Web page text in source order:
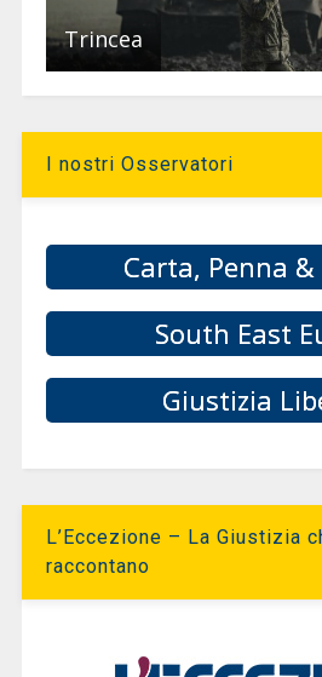
Trincea
I nostri Osservatori
Carta, Penna
South East
Giustizia
L’Eccezione – La Giustizia
raccontano